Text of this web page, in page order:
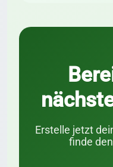
Erstelle jetzt
finde